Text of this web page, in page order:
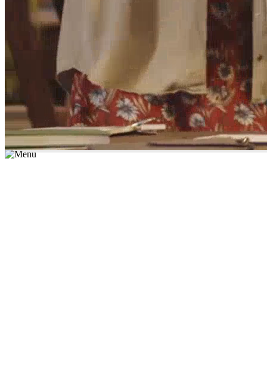
מצאו מורה עכשיו
הצטרפות מורים פרטיים התחברות מצא מורה
הצטרפות מורים פרטיים התחברות מצא מורה